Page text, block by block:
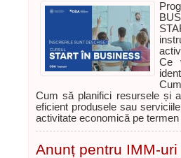
Ce
Cum să planifici resursele și
eficient produsele sau
activitate economică pe
Anunț pentru IMM-uri